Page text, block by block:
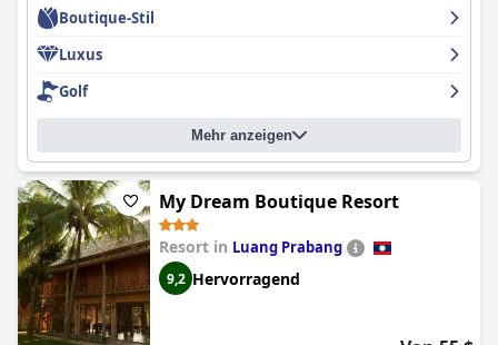
Boutique-Stil
Luxus
Golf
Mehr anzeigen
My Dream Boutique Resort
Resort in Luang Prabang
9,2 Hervorragend